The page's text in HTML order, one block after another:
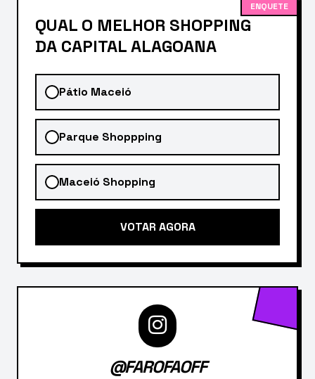
ENQUETE
QUAL O MELHOR SHOPPING
DA CAPITAL ALAGOANA
Pátio Maceió
Parque Shoppping
Maceió Shopping
VOTAR AGORA
@FAROFAOFF